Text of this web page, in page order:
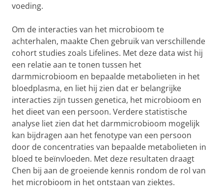
voeding.
Om de interacties van het microbioom te
achterhalen, maakte Chen gebruik van verschillende
cohort studies zoals Lifelines. Met deze data wist hij
een relatie aan te tonen tussen het
darmmicrobioom en bepaalde metabolieten in het
bloedplasma, en liet hij zien dat er belangrijke
interacties zijn tussen genetica, het microbioom en
het dieet van een persoon. Verdere statistische
analyse liet zien dat het darmmicrobioom mogelijk
kan bijdragen aan het fenotype van een persoon
door de concentraties van bepaalde metabolieten in
bloed te beïnvloeden. Met deze resultaten draagt
Chen bij aan de groeiende kennis rondom de rol van
het microbioom in het ontstaan van ziektes.